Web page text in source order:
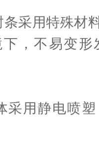
用特殊材料
，不易变形
用静电喷塑